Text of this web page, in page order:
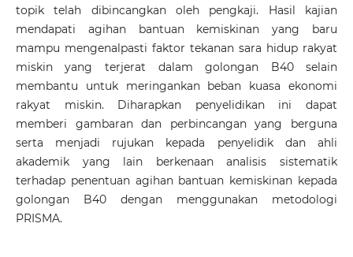
topik telah dibincangkan oleh pengkaji. Hasil kajian
mendapati agihan bantuan kemiskinan yang baru
mampu mengenalpasti faktor tekanan sara hidup rakyat
miskin yang terjerat dalam golongan B40 selain
membantu untuk meringankan beban kuasa ekonomi
rakyat miskin. Diharapkan penyelidikan ini dapat
memberi gambaran dan perbincangan yang berguna
serta menjadi rujukan kepada penyelidik dan ahli
akademik yang lain berkenaan analisis sistematik
terhadap penentuan agihan bantuan kemiskinan kepada
golongan B40 dengan menggunakan metodologi
PRISMA.